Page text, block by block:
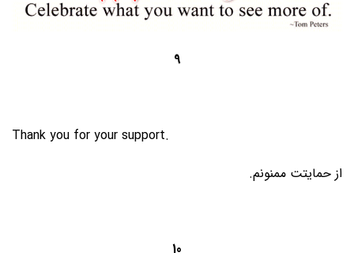
9
Thank you for your support.
از حمایتت ممنونم.
10